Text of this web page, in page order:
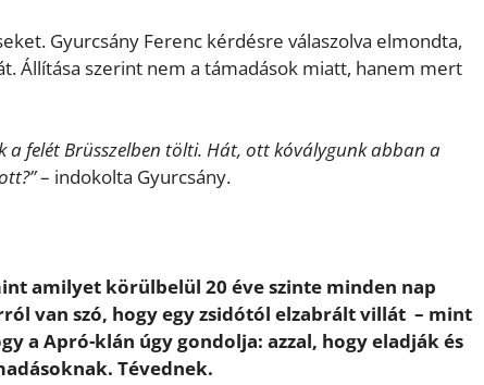
Gyurcsány Ferenc kérdésre válaszolva elmondta,
Állítása szerint nem a támadások miatt, hanem mert
a felét Brüsszelben tölti. Hát, ott kóválygunk abban a
– indokolta Gyurcsány.
amilyet körülbelül 20 éve szinte minden nap
van szó, hogy egy zsidótól elzabrált villát – mint
a Apró-klán úgy gondolja: azzal, hogy eladják és
Tévednek.